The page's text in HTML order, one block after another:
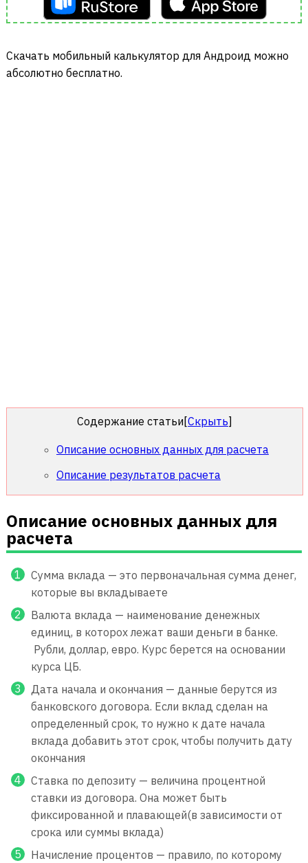
Cкачать мобильный калькулятор для Андроид можно
абсолютно бесплатно.
Содержание статьи [Скрыть]
Описание основных данных для расчета
Описание результатов расчета
Описание основных данных для
расчета
Сумма вклада — это первоначальная сумма денег,
которые вы вкладываете
Валюта вклада — наименование денежных
единиц, в которох лежат ваши деньги в банке.
Рубли, доллар, евро. Курс берется на основании
курса ЦБ.
Дата начала и окончания — данные берутся из
банковского договора. Если вклад сделан на
определенный срок, то нужно к дате начала
вклада добавить этот срок, чтобы получить дату
окончания
Ставка по депозиту — величина процентной
ставки из договора. Она может быть
фиксированной и плавающей(в зависимости от
срока или суммы вклада)
Начисление процентов — правило, по которому